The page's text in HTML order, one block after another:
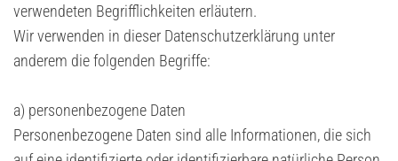
verwendeten Begrifflichkeiten erläutern.
Wir verwenden in dieser Datenschutzerklärung unter
anderem die folgenden Begriffe:
a) personenbezogene Daten
Personenbezogene Daten sind alle Informationen, die sich